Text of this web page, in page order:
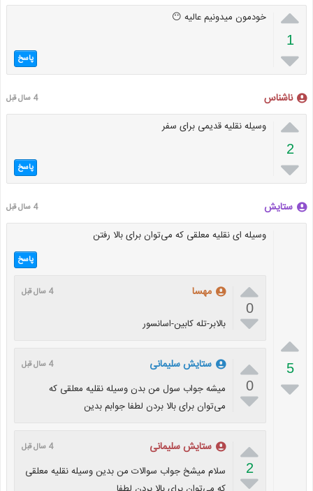

1

خودمون میدونیم عالیه 😶
پاسخ
ناشناس 4 سال قبل

2

وسیله نقلیه قدیمی برای سفر
پاسخ
ستایش 4 سال قبل

5

وسیله ای نقلیه معلقی که می‌توان برای بالا رفتن
پاسخ

0

مهسا 4 سال قبل
بالابر-تله کابین-اسانسور

0

ستایش سلیمانی 4 سال قبل
میشه جواب سول من بدن وسیله نقلیه معلقی که
می‌توان برای بالا بردن لطفا جوابم بدین

2

ستایش سلیمانی 4 سال قبل
سلام میشخ جواب سوالات من بدین وسیله نقلیه معلقی